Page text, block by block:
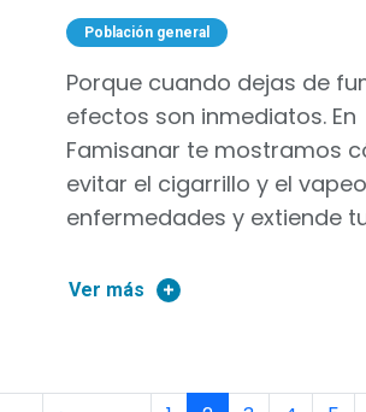
Población general
Porque cuando dejas de
efectos son inmediatos. En
Famisanar te mostramos
evitar el cigarrillo y el
enfermedades y extiende
Ver más